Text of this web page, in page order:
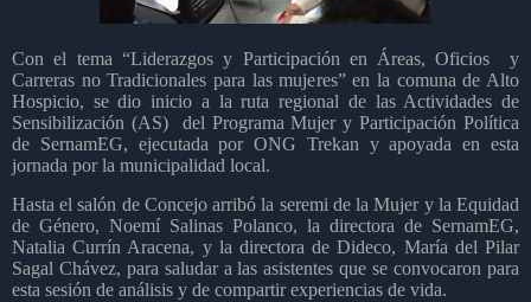
Con el tema “Liderazgos y Participación en Áreas, Oficios
y
Carreras no Tradicionales para las mujeres” en la comuna de Alto
Hospicio, se dio inicio a la ruta regional de las Actividades de
Sensibilización (AS)
del Programa Mujer y Participación Política
de SernamEG, ejecutada por ONG Trekan y apoyada en esta
jornada por la municipalidad local.
Hasta el salón de Concejo arribó la seremi de la Mujer y la Equidad
de Género, Noemí Salinas Polanco, la directora de SernamEG,
Natalia Currín Aracena, y la directora de Dideco, María del Pilar
Sagal Chávez, para saludar a las asistentes que se convocaron para
esta sesión de análisis y de compartir experiencias de vida.